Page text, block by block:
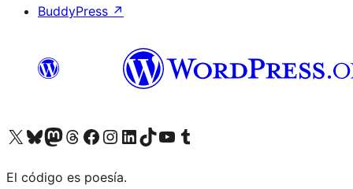
BuddyPress ↗
Visita nuestra cuenta de X (anteriormente Twitter)
Visita nuestra cuenta de Bluesky
Visita nuestra cuenta de Mastodon
Visita nuestra cuenta de Threads
Visita nuestra página de Facebook
Visita nuestra cuenta de Instagram
Visita nuestra cuenta de LinkedIn
Visita nuestra cuenta de TikTok
Visita nuestro canal de YouTube
Visita nuestra cuenta de Tumblr
El código es poesía.